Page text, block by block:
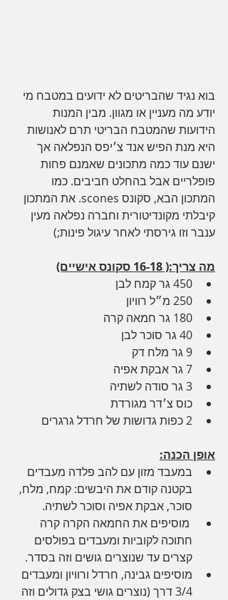
בוא נגיד שהבריטים לא ידועים במטבח מי
יודע מה מעניין או מגוון. מבין המנות
הידועות שהמטבח הבריטי תרם לאנושות
היא מנת הפיש אנד צ׳יפס הנפלאה אך
ישנם עוד כמה מתכונים שאמנם פחות
פופלריים אבל בהחלט חביבים. כמו
המתכון הבא, סקונס scones. את המתכון
קיבלתי מקונדיטורית וחברה נפלאה מעין
ענבר וזו גירסתי לאחר עיגול פינות;)
מה צריך:( 16-18 סקונס אישיים)
450 גר קמח לבן
250 מ״ל רוויון
180 גר חמאה קרה
40 גר סוכר לבן
9 גר מלח דק
7 גר אבקת אפיה
3 גר סודה לשתיה
כוס צ׳דר מגורדת
2 כפות גדושות של חרדל גרגרים
אופן הכנה:
במעבד מזון עם להב פלדה מעבדים
בקטנה קודם את היבשים: קמח, מלח,
סוכר, אבקת אפיה וסוכר לשתיה.
מוסיפים את החמאה הקרה קרה
חתוכה לקוביות ומעבדים בפולסים
קצרים עד שנוצרים גושים וזה בסדר.
מוסיפים גבינה, חרדל ורוויון ומעבדים
3/4 דרך (נוצרים גושי בצק גדולים וזה